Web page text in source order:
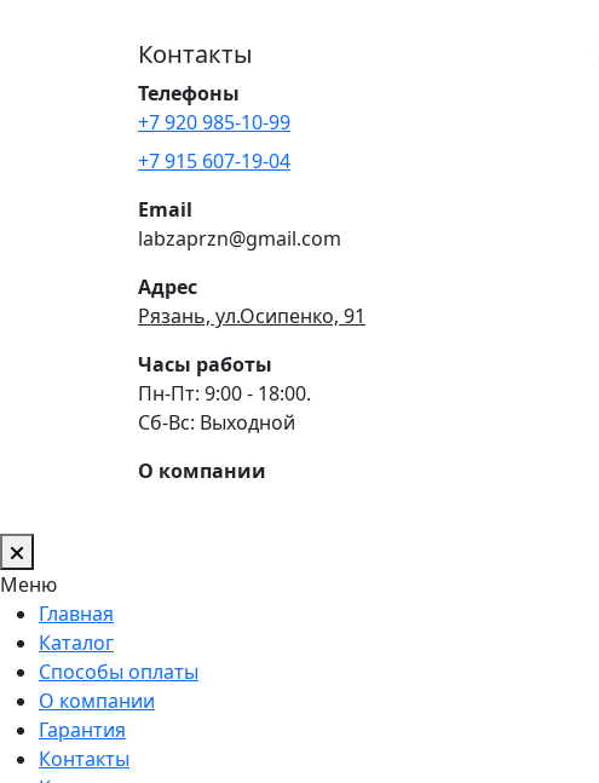
Контакты
Телефоны
+7 920 985-10-99
+7 915 607-19-04
Email
labzaprzn@gmail.com
Адрес
Рязань, ул.Осипенко, 91
Часы работы
Пн-Пт: 9:00 - 18:00.
Сб-Вс: Выходной
О компании
Меню
Главная
Каталог
Способы оплаты
О компании
Гарантия
Контакты